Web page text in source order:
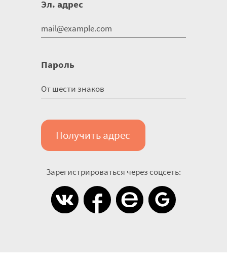
Эл. адрес
Пароль
Получить адрес
Зарегистрироваться через соцсеть: